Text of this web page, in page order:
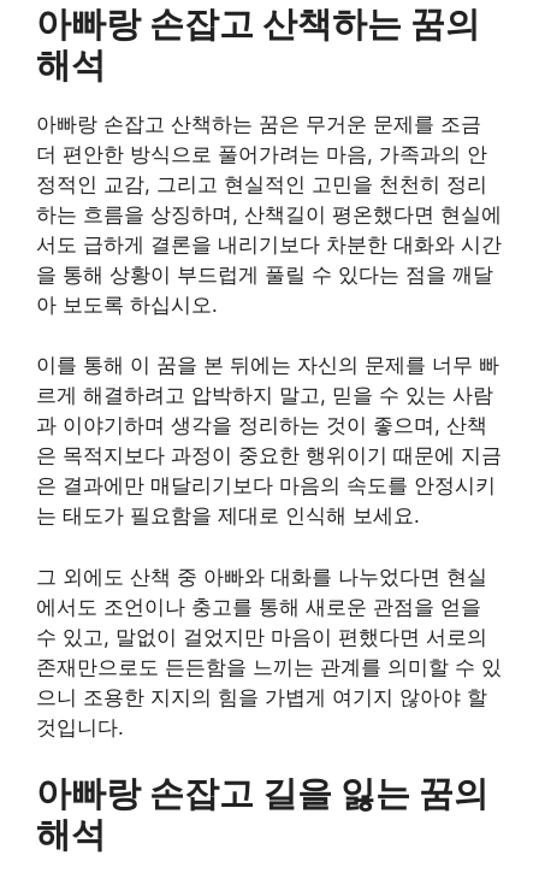
아빠랑 손잡고 산책하는 꿈의
해석
아빠랑 손잡고 산책하는 꿈은 무거운 문제를 조금
더 편안한 방식으로 풀어가려는 마음, 가족과의 안
정적인 교감, 그리고 현실적인 고민을 천천히 정리
하는 흐름을 상징하며, 산책길이 평온했다면 현실에
서도 급하게 결론을 내리기보다 차분한 대화와 시간
을 통해 상황이 부드럽게 풀릴 수 있다는 점을 깨달
아 보도록 하십시오.
이를 통해 이 꿈을 본 뒤에는 자신의 문제를 너무 빠
르게 해결하려고 압박하지 말고, 믿을 수 있는 사람
과 이야기하며 생각을 정리하는 것이 좋으며, 산책
은 목적지보다 과정이 중요한 행위이기 때문에 지금
은 결과에만 매달리기보다 마음의 속도를 안정시키
는 태도가 필요함을 제대로 인식해 보세요.
그 외에도 산책 중 아빠와 대화를 나누었다면 현실
에서도 조언이나 충고를 통해 새로운 관점을 얻을
수 있고, 말없이 걸었지만 마음이 편했다면 서로의
존재만으로도 든든함을 느끼는 관계를 의미할 수 있
으니 조용한 지지의 힘을 가볍게 여기지 않아야 할
것입니다.
아빠랑 손잡고 길을 잃는 꿈의
해석